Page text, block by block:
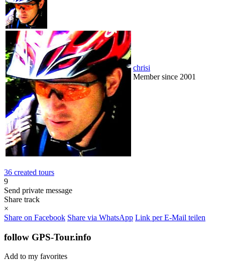
chrisi
Member since 2001
36 created tours
9
Send private message
Share track
×
Share on Facebook Share via WhatsApp Link per E-Mail teilen
follow GPS-Tour.info
Add to my favorites